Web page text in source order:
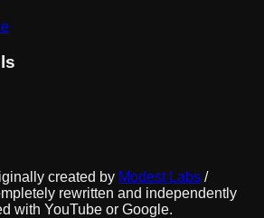
created by Modest Labs /
rewritten and independently
with YouTube or Google.